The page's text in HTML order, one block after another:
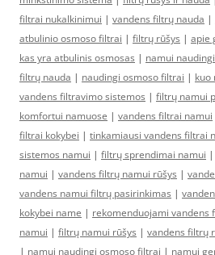
filtrai nukalkinimui | vandens filtrų nauda |
atbulinio osmoso filtrai | filtrų rūšys | apie
kas yra atbulinis osmosas | namui
filtrų nauda | naudingi osmoso filtrai | kuo
vandens filtravimo sistemos | filtrų namui
komfortui namuose | vandens filtrai namui
filtrai kokybei | tinkamiausi vandens filtrai
sistemos namui | filtrų sprendimai namui |
namui | vandens filtrų namui rūšys |
vandens namui filtrų pasirinkimas |
kokybei name | rekomenduojami vandens
namui | filtrų namui rūšys | vandens filtrų
| namui naudingi osmoso filtrai | namui